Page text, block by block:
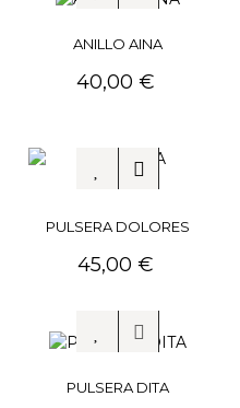
ANILLO AINA
Precio
40,00 €
PULSERA DOLORES
Precio
45,00 €
PULSERA DITA